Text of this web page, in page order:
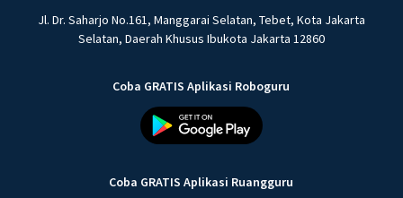
Jl. Dr. Saharjo No.161, Manggarai Selatan, Tebet, Kota Jakarta
Selatan, Daerah Khusus Ibukota Jakarta 12860
Coba GRATIS Aplikasi Roboguru
Coba GRATIS Aplikasi Ruangguru